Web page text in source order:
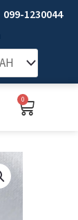
099-1230044
0